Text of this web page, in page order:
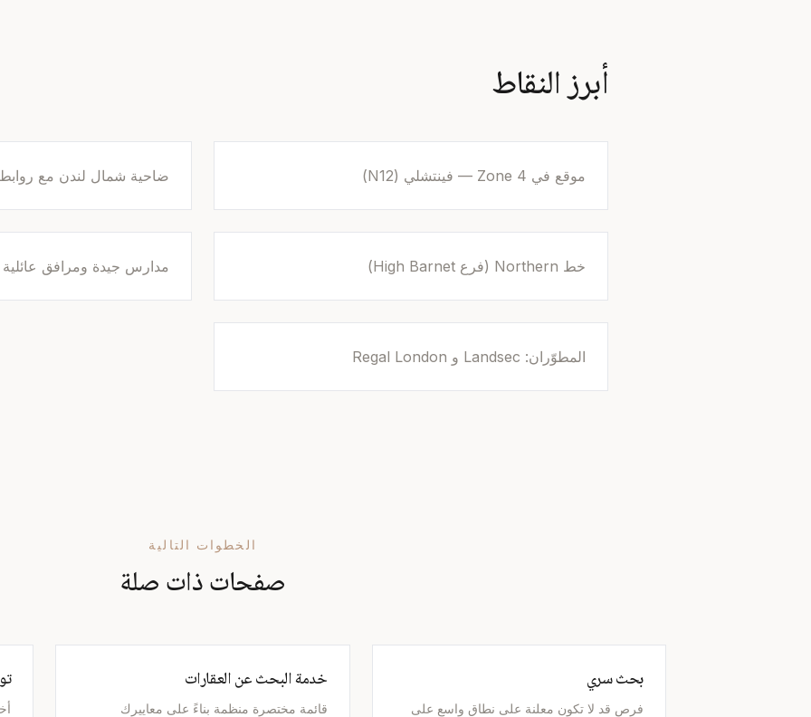
أبرز النقاط
موقع في Zone 4 — فينتشلي (N12) ضاحية شمال لندن مع
خط Northern (فرع High Barnet) مدارس جيدة ومرافق عائلية
المطوّران: Landsec و Regal London
الخطوات التالية
صفحات ذات صلة
بحث سري
فرص قد لا تكون معلنة على نطاق واسع على
خدمة البحث عن العقارات
قائمة مختصرة منظمة بناءً على معاييرك